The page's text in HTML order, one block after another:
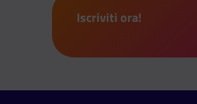
Iscriviti ora!